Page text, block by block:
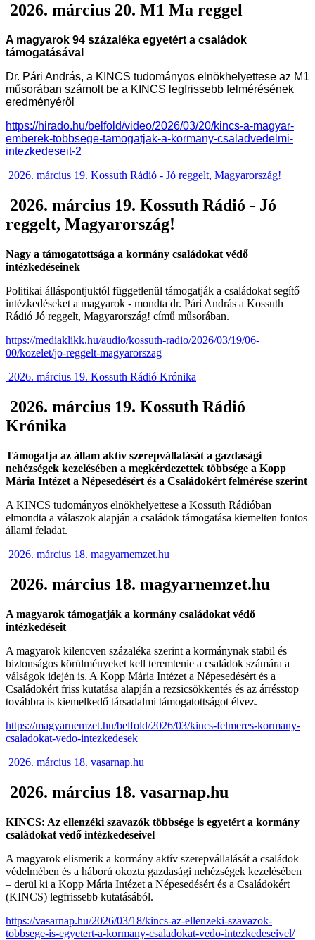
2026. március 20. M1 Ma reggel
A magyarok 94 százaléka egyetért a családok
támogatásával
Dr. Pári András, a KINCS tudományos elnökhelyettese az M1
műsorában számolt be a KINCS legfrissebb felmérésének
eredményéről
https://hirado.hu/belfold/video/2026/03/20/kincs-a-magyar-
emberek-tobbsege-tamogatjak-a-kormany-csaladvedelmi-
intezkedeseit-2
2026. március 19. Kossuth Rádió - Jó reggelt, Magyarország!
2026. március 19. Kossuth Rádió - Jó
reggelt, Magyarország!
Nagy a támogatottsága a kormány családokat védő
intézkedéseinek
Politikai álláspontjuktól függetlenül támogatják a családokat segítő
intézkedéseket a magyarok - mondta dr. Pári András a Kossuth
Rádió Jó reggelt, Magyarország! című műsorában.
https://mediaklikk.hu/audio/kossuth-radio/2026/03/19/06-
00/kozelet/jo-reggelt-magyarorszag
2026. március 19. Kossuth Rádió Krónika
2026. március 19. Kossuth Rádió
Krónika
Támogatja az állam aktív szerepvállalását a gazdasági
nehézségek kezelésében a megkérdezettek többsége a Kopp
Mária Intézet a Népesedésért és a Családokért felmérése szerint
A KINCS tudományos elnökhelyettese a Kossuth Rádióban
elmondta a válaszok alapján a családok támogatása kiemelten fontos
állami feladat.
2026. március 18. magyarnemzet.hu
2026. március 18. magyarnemzet.hu
A magyarok támogatják a kormány családokat védő
intézkedéseit
A magyarok kilencven százaléka szerint a kormánynak stabil és
biztonságos körülményeket kell teremtenie a családok számára a
válságok idején is. A Kopp Mária Intézet a Népesedésért és a
Családokért friss kutatása alapján a rezsicsökkentés és az árrésstop
továbbra is kiemelkedő társadalmi támogatottságot élvez.
https://magyarnemzet.hu/belfold/2026/03/kincs-felmeres-kormany-
csaladokat-vedo-intezkedesek
2026. március 18. vasarnap.hu
2026. március 18. vasarnap.hu
KINCS: Az ellenzéki szavazók többsége is egyetért a kormány
családokat védő intézkedéseivel
A magyarok elismerik a kormány aktív szerepvállalását a családok
védelmében és a háború okozta gazdasági nehézségek kezelésében
– derül ki a Kopp Mária Intézet a Népesedésért és a Családokért
(KINCS) legfrissebb kutatásából.
https://vasarnap.hu/2026/03/18/kincs-az-ellenzeki-szavazok-
tobbsege-is-egyetert-a-kormany-csaladokat-vedo-intezkedeseivel/